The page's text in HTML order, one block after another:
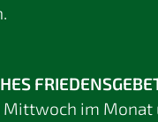
im Monat